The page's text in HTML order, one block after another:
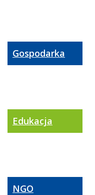
Gospodarka
Edukacja
NGO